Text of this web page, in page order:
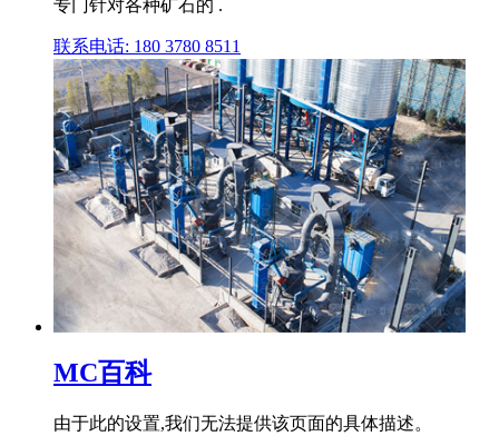
专门针对各种矿石的 .
联系电话: 180 3780 8511
MC百科
由于此的设置,我们无法提供该页面的具体描述。